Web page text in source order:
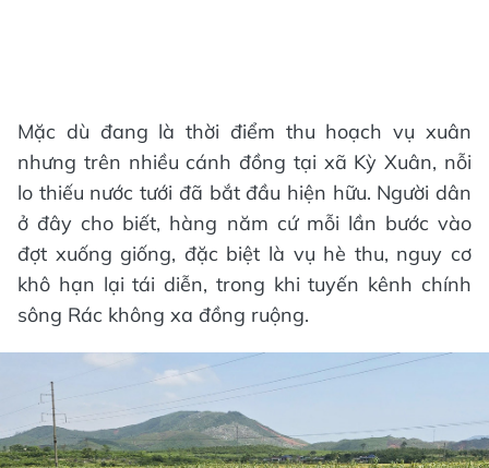
Mặc dù đang là thời điểm thu hoạch vụ xuân
nhưng trên nhiều cánh đồng tại xã Kỳ Xuân, nỗi
lo thiếu nước tưới đã bắt đầu hiện hữu. Người dân
ở đây cho biết, hàng năm cứ mỗi lần bước vào
đợt xuống giống, đặc biệt là vụ hè thu, nguy cơ
khô hạn lại tái diễn, trong khi tuyến kênh chính
sông Rác không xa đồng ruộng.